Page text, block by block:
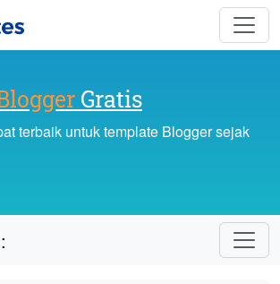
Gratis
terbaik untuk template Blogger sejak